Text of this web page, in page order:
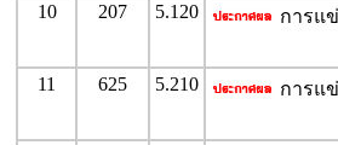
10 207 5.120 การแ
11 625 5.210 การแ